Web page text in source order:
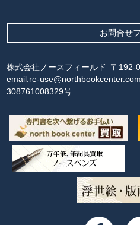
お問合せ
株式会社ノースフィールド
〒192-
email:re-use@northbookcenter.com
308761008329号